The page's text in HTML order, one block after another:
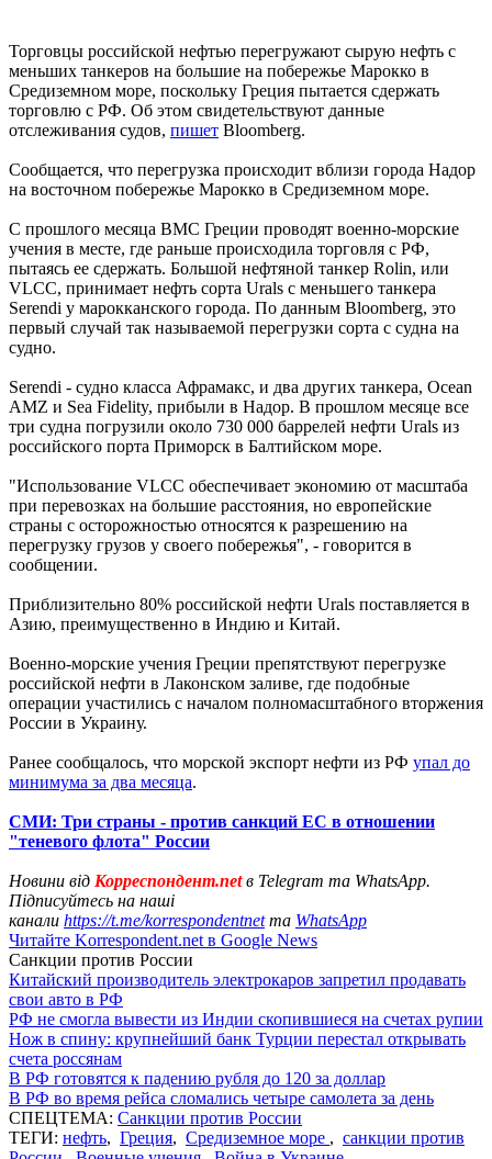
Торговцы российской нефтью перегружают сырую нефть с
меньших танкеров на большие на побережье Марокко в
Средиземном море, поскольку Греция пытается сдержать
торговлю с РФ. Об этом свидетельствуют данные
отслеживания судов, пишет Bloomberg.
Сообщается, что перегрузка происходит вблизи города Надор
на восточном побережье Марокко в Средиземном море.
С прошлого месяца ВМС Греции проводят военно-морские
учения в месте, где раньше происходила торговля с РФ,
пытаясь ее сдержать. Большой нефтяной танкер Rolin, или
VLCC, принимает нефть сорта Urals с меньшего танкера
Serendi у марокканского города. По данным Bloomberg, это
первый случай так называемой перегрузки сорта с судна на
судно.
Serendi - судно класса Афрамакс, и два других танкера, Ocean
AMZ и Sea Fidelity, прибыли в Надор. В прошлом месяце все
три судна погрузили около 730 000 баррелей нефти Urals из
российского порта Приморск в Балтийском море.
"Использование VLCC обеспечивает экономию от масштаба
при перевозках на большие расстояния, но европейские
страны с осторожностью относятся к разрешению на
перегрузку грузов у ​​своего побережья", - говорится в
сообщении.
Приблизительно 80% российской нефти Urals поставляется в
Азию, преимущественно в Индию и Китай.
Военно-морские учения Греции препятствуют перегрузке
российской нефти в Лаконском заливе, где подобные
операции участились с началом полномасштабного вторжения
России в Украину.
Ранее сообщалось, что морской экспорт нефти из РФ упал до
минимума за два месяца.
СМИ: Три страны - против санкций ЕС в отношении
"теневого флота" России
Новини від Корреспондент.netв Telegram та WhatsApp.
Підписуйтесь на наші
канали https://t.me/korrespondentnetта WhatsApp
Читайте Korrespondent.net в Google News
Санкции против России
Китайский производитель электрокаров запретил продавать
свои авто в РФ
РФ не смогла вывести из Индии скопившиеся на счетах рупии
Нож в спину: крупнейший банк Турции перестал открывать
счета россянам
В РФ готовятся к падению рубля до 120 за доллар
В РФ во время рейса сломались четыре самолета за день
СПЕЦТЕМА: Санкции против России
ТЕГИ: нефть, Греция, Средиземное море , санкции против